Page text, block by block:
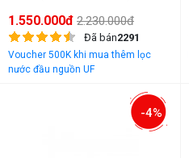
1.550.000đ 2.230.000đ
Đã bán2291
Voucher 500K khi mua thêm lọc
nước đầu nguồn UF
-4%